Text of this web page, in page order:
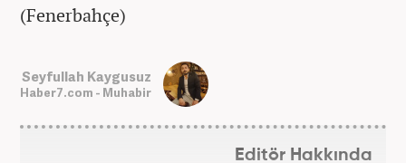
(Fenerbahçe)
Seyfullah Kaygusuz
Haber7.com - Muhabir
Editör Hakkında